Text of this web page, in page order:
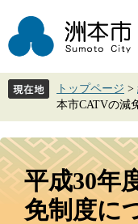
ジ
先
ュ
を
て
本
トップページ >
本市CATVの減
本
文
平成30年
免制度に